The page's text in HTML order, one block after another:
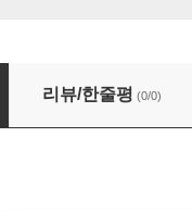
리뷰/한줄평 (0/0)